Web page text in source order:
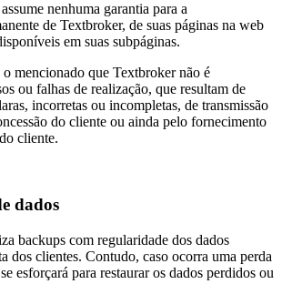
nenhuma garantia para a
de Textbroker, de suas páginas na web
em suas subpáginas.
mencionado que Textbroker não é
ou falhas de realização, que resultam de
incorretas ou incompletas, de transmissão
do cliente ou ainda pelo fornecimento
cliente.
dados
backups com regularidade dos dados
dos clientes. Contudo, caso ocorra uma perda
esforçará para restaurar os dados perdidos ou